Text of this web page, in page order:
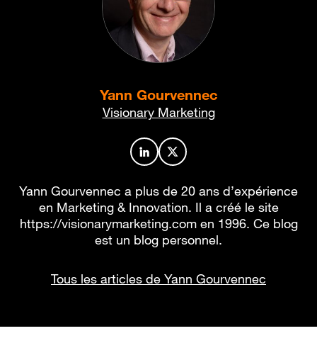
Yann Gourvennec
Visionary Marketing
Profil de l’auteur sur LinkedIn
Profil de l’auteur sur X
Yann Gourvennec a plus de 20 ans d’expérience
en Marketing & Innovation. Il a créé le site
https://visionarymarketing.com en 1996. Ce blog
est un blog personnel.
Tous les articles de Yann Gourvennec